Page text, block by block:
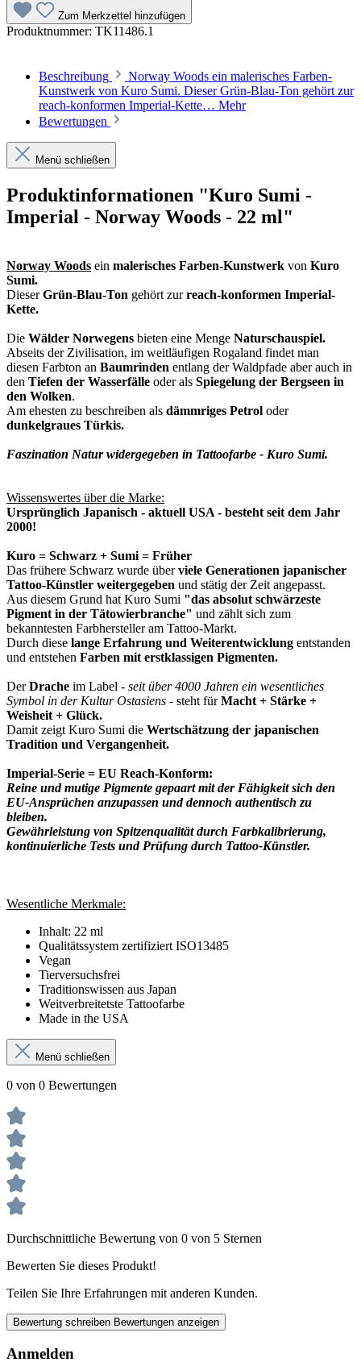
Zum Merkzettel hinzufügen
Produktnummer: TK11486.1
Beschreibung
Norway Woods ein malerisches Farben-
Kunstwerk von Kuro Sumi. Dieser Grün-Blau-Ton gehört zur
reach-konformen Imperial-Kette… Mehr
Bewertungen
Menü schließen
Produktinformationen "Kuro Sumi -
Imperial - Norway Woods - 22 ml"
Norway Woods ein malerisches Farben-Kunstwerk von Kuro
Sumi.
DieserGrün-Blau-Ton gehört zurreach-konformen Imperial-
Kette.
Die Wälder Norwegens bieten eine Menge Naturschauspiel.
Abseits der Zivilisation, im weitläufigen Rogaland findet man
diesen Farbton an Baumrinden entlang der Waldpfade aber auch in
den Tiefen der Wasserfälle oder als Spiegelung der Bergseen in
den Wolken.
Am ehesten zu beschreiben als dämmriges Petrol oder
dunkelgraues Türkis.
Faszination Natur widergegeben in Tattoofarbe - Kuro Sumi.
Wissenswertes über die Marke:
Ursprünglich Japanisch - aktuell USA - besteht seit dem Jahr
2000!
Kuro = Schwarz + Sumi = Früher
Das frühere Schwarz wurde überviele Generationen japanischer
Tattoo-Künstler weitergegeben und stätig der Zeit angepasst.
Aus diesem Grund hat Kuro Sumi "das absolut schwärzeste
Pigment in der Tätowierbranche" und zählt sich zum
bekanntesten Farbhersteller am Tattoo-Markt.
Durch diese lange Erfahrung und Weiterentwicklung entstanden
und entstehen Farben mit erstklassigen Pigmenten.
DerDrache im Label - seit über 4000 Jahren ein wesentliches
Symbol in der Kultur Ostasiens - steht fürMacht + Stärke +
Weisheit + Glück.
Damit zeigt Kuro Sumi die Wertschätzung der japanischen
Tradition und Vergangenheit.
Imperial-Serie = EU Reach-Konform:
Reine und mutige Pigmente gepaart mit der Fähigkeit sich den
EU-Ansprüchen anzupassen und dennoch authentisch zu
bleiben.
Gewährleistung von Spitzenqualität durch Farbkalibrierung,
kontinuierliche Tests und Prüfung durch Tattoo-Künstler.
Wesentliche Merkmale:
Inhalt: 22 ml
Qualitätssystem zertifiziert ISO13485
Vegan
Tierversuchsfrei
Traditionswissen aus Japan
Weitverbreitetste Tattoofarbe
Made in the USA
Menü schließen
0 von 0 Bewertungen
Durchschnittliche Bewertung von 0 von 5 Sternen
Bewerten Sie dieses Produkt!
Teilen Sie Ihre Erfahrungen mit anderen Kunden.
Bewertung schreiben Bewertungen anzeigen
Anmelden